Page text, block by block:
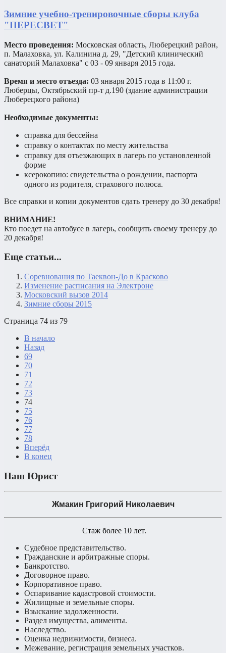
Зимние учебно-тренировочные сборы клуба
"ПЕРЕСВЕТ"
Место проведения: Московская область, Люберецкий район,
п. Малаховка, ул. Калинина д. 29, "Детский клинический
санаторий Малаховка" с 03 - 09 января 2015 года.
Время и место отъезда: 03 января 2015 года в 11:00 г.
Люберцы, Октябрьский пр-т д.190 (здание администрации
Люберецкого района)
Необходимые документы:
справка для бессейна
справку о контактах по месту жительства
справку для отъезжающих в лагерь по установленной
форме
ксерокопию: свидетельства о рождении, паспорта
одного из родителя, страхового полюса.
Все справки и копии документов сдать тренеру до 30 декабря!
ВНИМАНИЕ!
Кто поедет на автобусе в лагерь, сообщить своему тренеру до
20 декабря!
Еще статьи...
Соревнования по Таеквон-До в Красково
Изменение расписания на Электроне
Московский вызов 2014
Зимние сборы 2015
Страница 74 из 79
В начало
Назад
69
70
71
72
73
74
75
76
77
78
Вперёд
В конец
Наш Юрист
Жмакин Григорий Николаевич
Стаж более 10 лет.
Судебное представительство.
Гражданские и арбитражные споры.
Банкротство.
Договорное право.
Корпоративное право.
Оспаривание кадастровой стоимости.
Жилищные и земельные споры.
Взыскание задолженности.
Раздел имущества, алименты.
Наследство.
Оценка недвижимости, бизнеса.
Межевание, регистрация земельных участков.